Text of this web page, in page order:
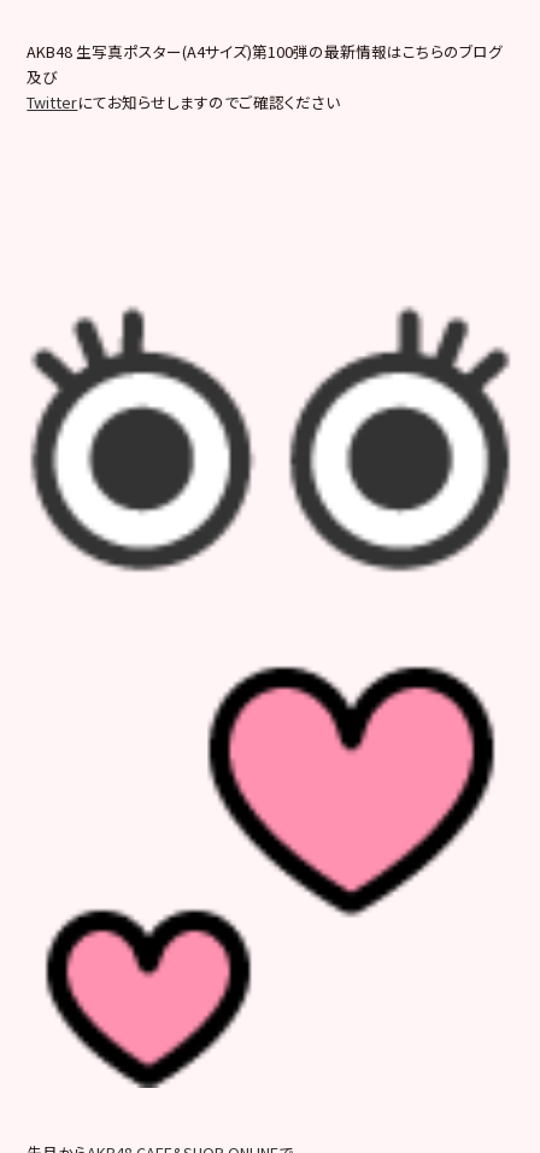
AKB48 生写真ポスター(A4サイズ)第100弾の最新情報はこちらのブログ
及び
Twitterにてお知らせしますのでご確認ください